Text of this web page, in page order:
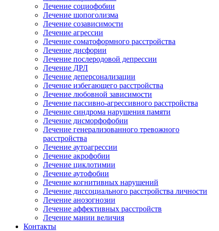
Лечение социофобии
Лечение шопоголизма
Лечение созависимости
Лечение агрессии
Лечение соматоформного расстройства
Лечение дисфории
Лечение послеродовой депрессии
Лечение ДРЛ
Лечение деперсонализации
Лечение избегающего расстройства
Лечение любовной зависимости
Лечение пассивно-агрессивного расстройства
Лечение синдрома нарушения памяти
Лечение дисморфофобии
Лечение генерализованного тревожного
расстройства
Лечение аутоагрессии
Лечение акрофобии
Лечение циклотимии
Лечение аутофобии
Лечение когнитивных нарушений
Лечение диссоциального расстройства личности
Лечение анозогнозии
Лечение аффективных расстройств
Лечение мании величия
Контакты